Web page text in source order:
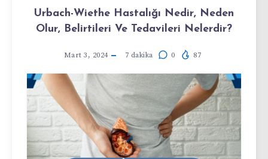
Urbach-Wiethe Hastalığı Nedir, Neden
Olur, Belirtileri Ve Tedavileri Nelerdir?
Mart 3, 2024 7 dakika 0 87